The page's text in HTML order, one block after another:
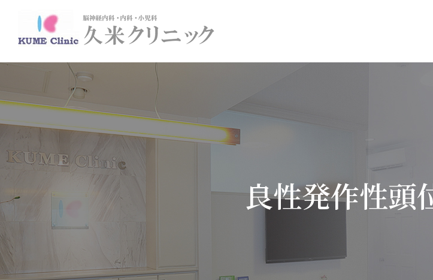
良性発作性頭